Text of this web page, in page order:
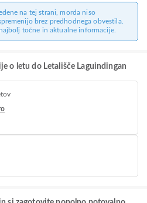
na tej strani, morda niso
brez predhodnega obvestila.
točne in aktualne informacije.
o letu do Letališče Laguindingan